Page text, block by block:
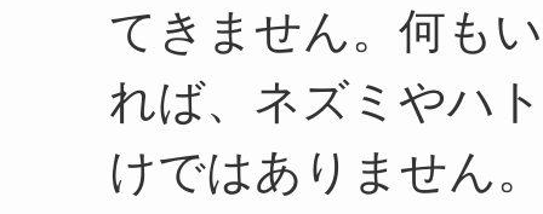
てきません。何も
れば、ネズミやハ
けではありません